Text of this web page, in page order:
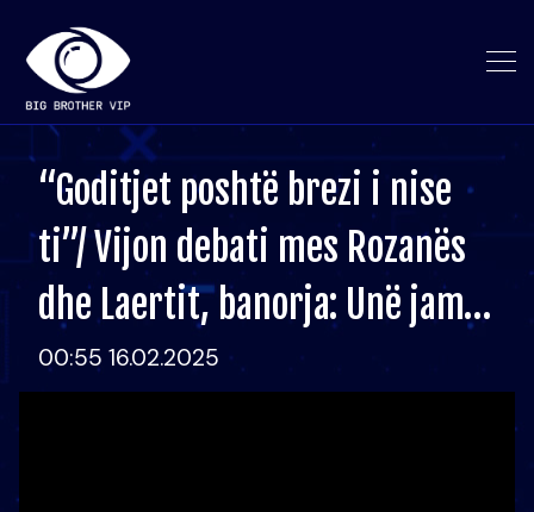
“Goditjet poshtë brezi i nise
ti”/ Vijon debati mes Rozanës
dhe Laertit, banorja: Unë jam…
00:55 16.02.2025